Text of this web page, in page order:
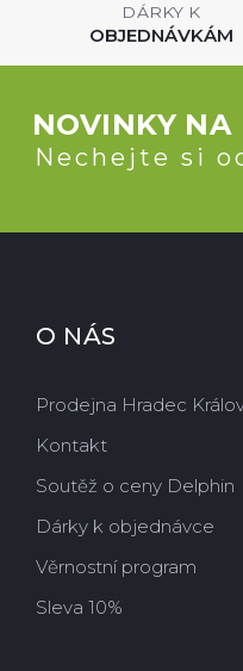
DÁRKY K
OBJEDNÁVKÁM
NOVINKY NA
Nechejte si
O NÁS
Prodejna Hradec
Kontakt
Soutěž o ceny Delphin
Dárky k objednávce
Věrnostní program
Sleva 10%